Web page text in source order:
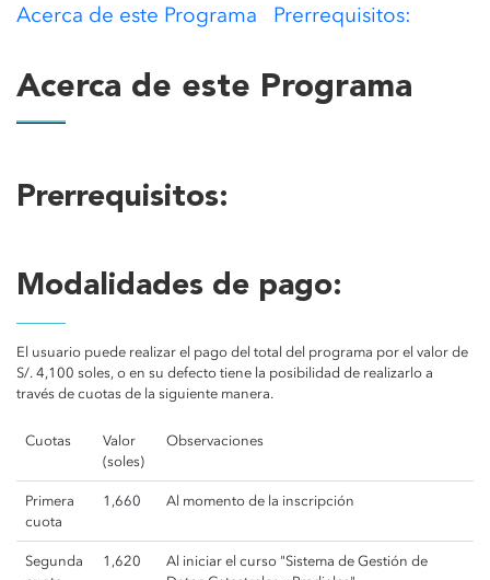
Acerca de este Programa Prerrequisitos:
Acerca de este Programa
Prerrequisitos:
Modalidades de pago:
El usuario puede realizar el pago del total del programa por el valor de
S/. 4,100 soles, o en su defecto tiene la posibilidad de realizarlo a
través de cuotas de la siguiente manera.
Cuotas
Valor
(soles)
Observaciones
Primera
cuota
1,660 Al momento de la inscripción
Segunda
1,620
Al iniciar el curso "Sistema de Gestión de